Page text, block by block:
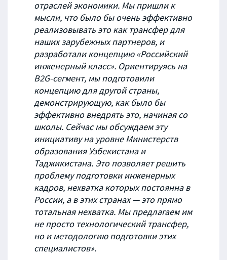
отраслей экономики. Мы пришли к
мысли, что было бы очень эффективно
реализовывать это как трансфер для
наших зарубежных партнеров, и
разработали концепцию «Российский
инженерный класс». Ориентируясь на
B2G-сегмент, мы подготовили
концепцию для другой страны,
демонстрирующую, как было бы
эффективно внедрять это, начиная со
школы. Сейчас мы обсуждаем эту
инициативу на уровне Министерств
образования Узбекистана и
Таджикистана. Это позволяет решить
проблему подготовки инженерных
кадров, нехватка которых постоянна в
России, а в этих странах — это прямо
тотальная нехватка. Мы предлагаем им
не просто технологический трансфер,
но и методологию подготовки этих
специалистов».